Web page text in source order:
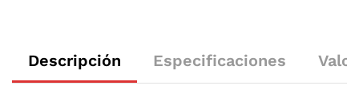
Descripción Especificaciones